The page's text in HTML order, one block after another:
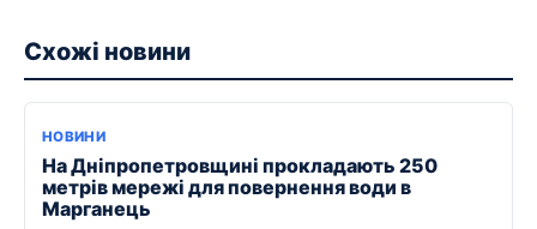
Схожі новини
НОВИНИ
На Дніпропетровщині прокладають 250
метрів мережі для повернення води в
Марганець